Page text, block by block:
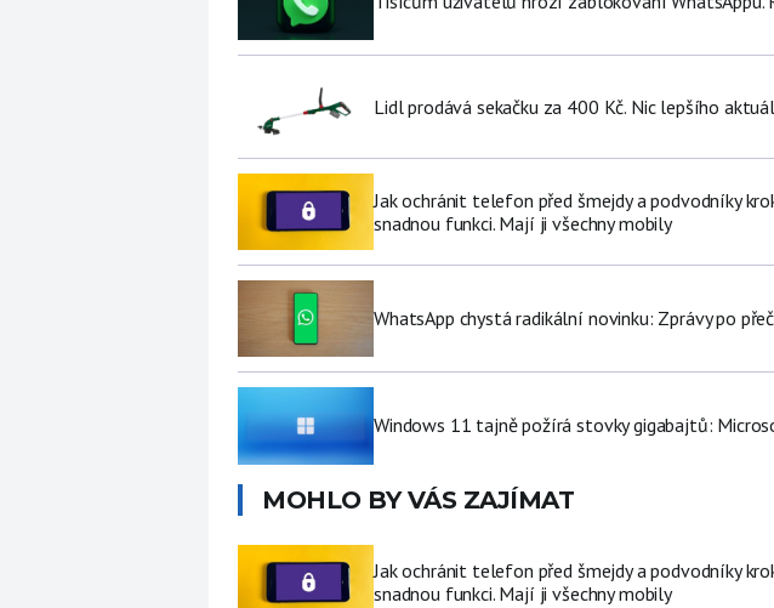
Lidl prodává sekačku za 400 Kč. Nic lepšího
Jak ochránit telefon před šmejdy a podvodníky
snadnou funkci. Mají ji všechny mobily
WhatsApp chystá radikální novinku: Zprávy po
Windows 11 tajně požírá stovky gigabajtů:
MOHLO BY VÁS ZAJÍMAT
Jak ochránit telefon před šmejdy a podvodníky
snadnou funkci. Mají ji všechny mobily